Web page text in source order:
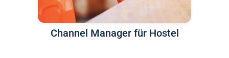
Channel Manager für Hostel